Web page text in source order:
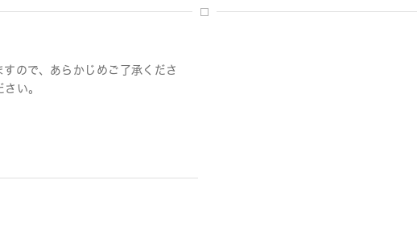
ので、あらかじめご了承くださ
い。